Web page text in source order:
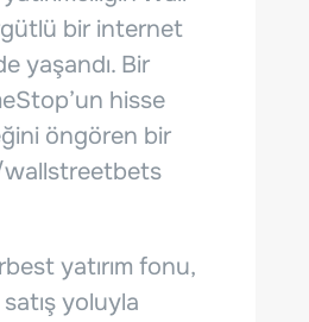
bir internet
yaşandı. Bir
hisse
öngören bir
wallstreetbets
yatırım fonu,
yoluyla